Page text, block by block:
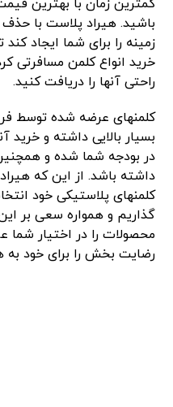
کمترین زمان با بهترین
باشید. هیراد پلاست با
زمینه را برای شما ایجاد
خرید انواع کلمن مسافرتی
راحتی آنها را دریافت کنید.
کلمنهای عرضه شده توسط
بسیار بالایی داشته و خرید
در بودجه شما شده و
داشته باشد. از این که
کلمنهای پلاستیکی خود
گذاریم و همواره سعی بر
محصولات را در اختیار شما
رضایت بخش را برای خود به